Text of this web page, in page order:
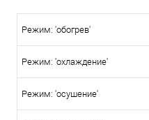
Режим: 'обогрев'
Режим: 'охлаждение'
Режим: 'осушение'